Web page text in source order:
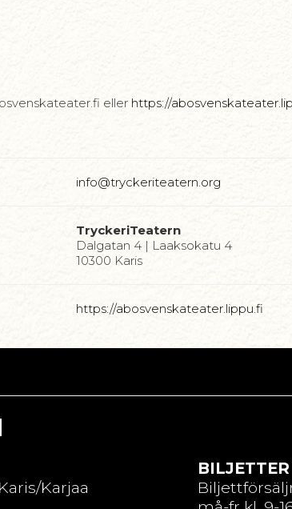
eller https://
info@tryckeriteatern.org
TryckeriTeatern
Dalgatan 4 | Laaksokatu 4
10300 Karis
https://abosvenskateater.lippu.fi
Karjaa